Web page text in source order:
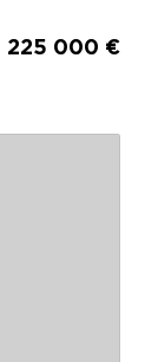
225 000 €